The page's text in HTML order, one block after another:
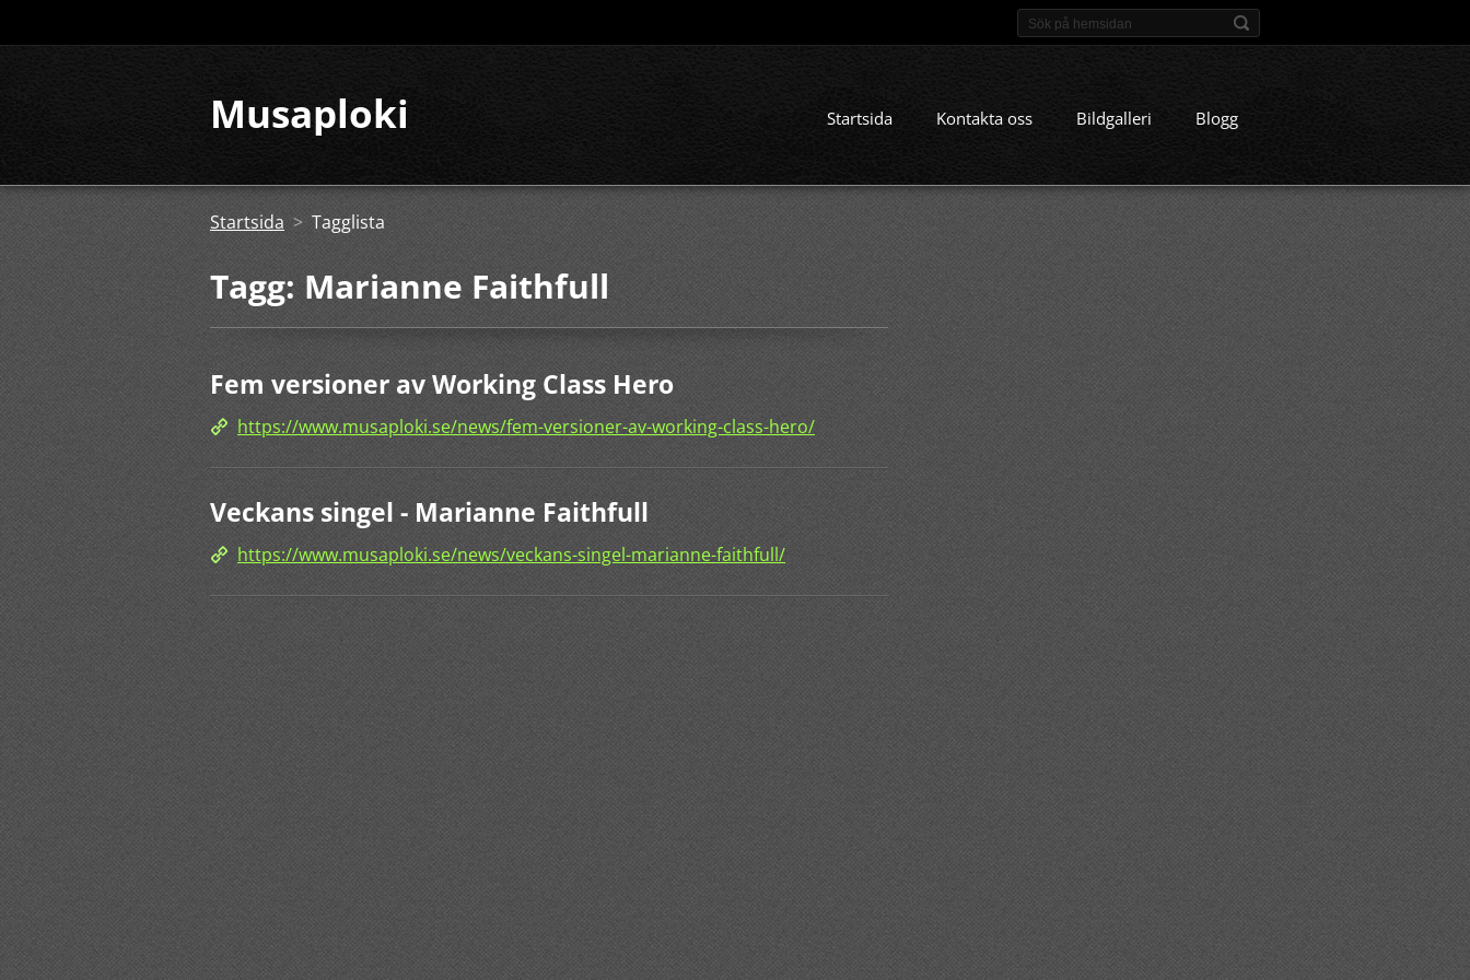
Musaploki Startsida Kontakta oss Bildgalleri Blogg
Startsida > Tagglista
Tagg: Marianne Faithfull
Fem versioner av Working Class Hero
https://www.musaploki.se/news/fem-versioner-av-working-class-hero/
Veckans singel - Marianne Faithfull
https://www.musaploki.se/news/veckans-singel-marianne-faithfull/